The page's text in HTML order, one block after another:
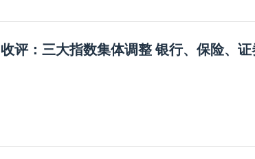
收评：三大指数集体调整 银行、保险、